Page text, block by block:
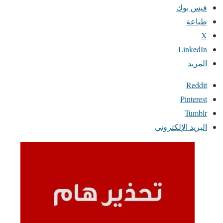
فيس بوك
طباعة
X
LinkedIn
المزيد
Reddit
Pinterest
Tumblr
البريد الإلكتروني